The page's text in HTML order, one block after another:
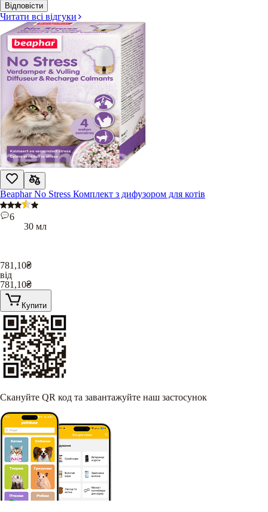
Відповісти
Читати всі відгуки
Beaphar No Stress Комплект з дифузором для котів
6
30 мл
781,10₴
від
781,10₴
Купити
Скануйте QR код та завантажуйте наш застосунок